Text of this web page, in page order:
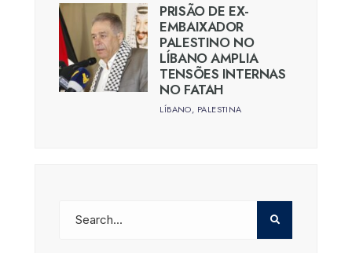
PRISÃO DE EX-
EMBAIXADOR
PALESTINO NO
LÍBANO AMPLIA
TENSÕES INTERNAS
NO FATAH
LÍBANO, PALESTINA